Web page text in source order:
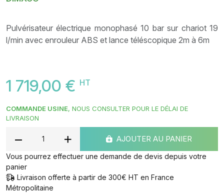
Pulvérisateur électrique monophasé 10 bar sur chariot 19
l/min avec enrouleur ABS et lance téléscopique 2m à 6m
1 719,00 € HT
COMMANDE USINE, NOUS CONSULTER POUR LE DÉLAI DE
LIVRAISON
AJOUTER AU PANIER
Vous pourrez effectuer une demande de devis depuis votre
panier
Livraison offerte à partir de 300€ HT en France
Métropolitaine